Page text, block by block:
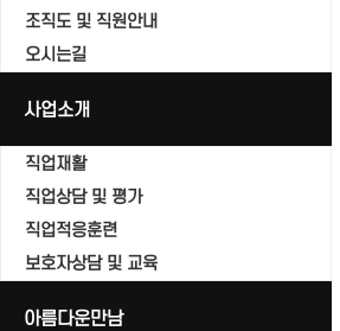
조직도 및 직원안내
오시는길
사업소개
직업재활
직업상담 및 평가
직업적응훈련
보호자상담 및 교육
아름다운만남
자유게시판
Home